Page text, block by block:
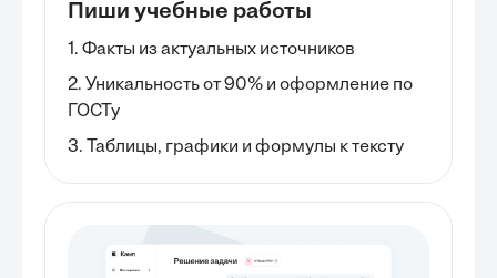
Пиши учебные работы
1. Факты из актуальных источников
2. Уникальность от 90% и оформление по
ГОСТу
3. Таблицы, графики и формулы к тексту